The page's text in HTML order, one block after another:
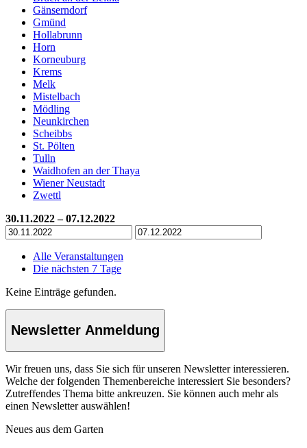
Gänserndorf
Gmünd
Hollabrunn
Horn
Korneuburg
Krems
Melk
Mistelbach
Mödling
Neunkirchen
Scheibbs
St. Pölten
Tulln
Waidhofen an der Thaya
Wiener Neustadt
Zwettl
30.11.2022 – 07.12.2022
Alle Veranstaltungen
Die nächsten 7 Tage
Keine Einträge gefunden.
Newsletter Anmeldung
Wir freuen uns, dass Sie sich für unseren Newsletter interessieren.
Welche der folgenden Themenbereiche interessiert Sie besonders?
Zutreffendes Thema bitte ankreuzen. Sie können auch mehr als
einen Newsletter auswählen!
Neues aus dem Garten